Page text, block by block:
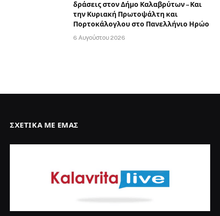
δράσεις στον Δήμο Καλαβρύτων – Και
την Κυριακή Πρωτοψάλτη και
Πορτοκάλογλου στο Πανελλήνιο Ηρώο
6 Αυγούστου 2026
ΣΧΕΤΙΚΆ ΜΕ ΕΜΆΣ